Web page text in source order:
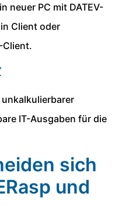
neuer PC mit DATEV-
Client oder
Client.
IT-Ausgaben für die
sich
und